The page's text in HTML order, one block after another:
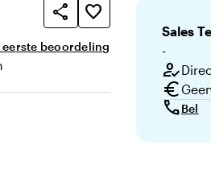
share
favorite_border
beoordeling
Sales
-
how_to_reg
euro
callBel